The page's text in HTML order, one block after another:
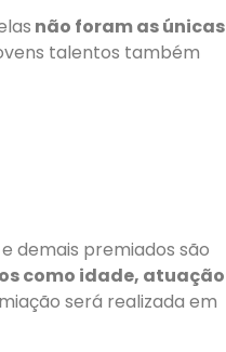
não foram as únicas
talentos também
demais premiados são
como idade, atuação
será realizada em